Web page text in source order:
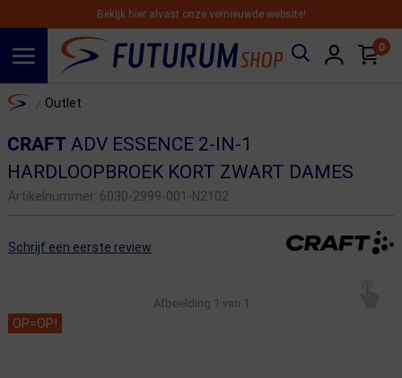
Bekijk hier alvast onze vernieuwde website!
0
Home Outlet
CRAFTADV ESSENCE 2-IN-1
HARDLOOPBROEK KORT ZWART DAMES
Artikelnummer: 6030-2999-001-N2102
Schrijf een eerste review
Afbeelding 1 van 1
OP=OP!